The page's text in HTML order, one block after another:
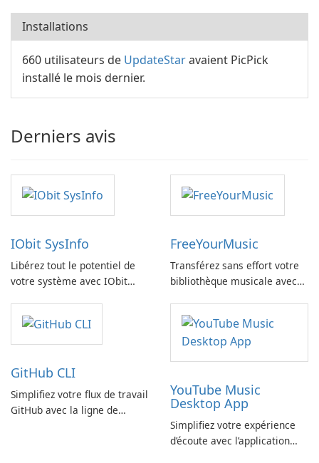
Installations
660 utilisateurs de UpdateStaravaient PicPick
installé le mois dernier.
Derniers avis
IObit SysInfo
Libérez tout le potentiel de
votre système avec IObit
FreeYourMusic
Transférez sans effort votre
bibliothèque musicale avec
GitHub CLI
Simplifiez votre flux de travail
GitHub avec la ligne de
YouTube Music
Desktop App
Simplifiez votre expérience
d’écoute avec l’application